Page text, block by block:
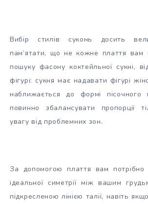
Вибір стилів суконь досить
пам’ятати, що не кожне плаття вам
пошуку фасону коктейльної сукні,
фігурі: сукня має надавати фігурі
наближається до формі пісочного
повинно збалансувати пропорції
увагу від проблемних зон.
За допомогою плаття вам потрібно
ідеальної симетрії між вашим
підкресленою лінією талії, навіть